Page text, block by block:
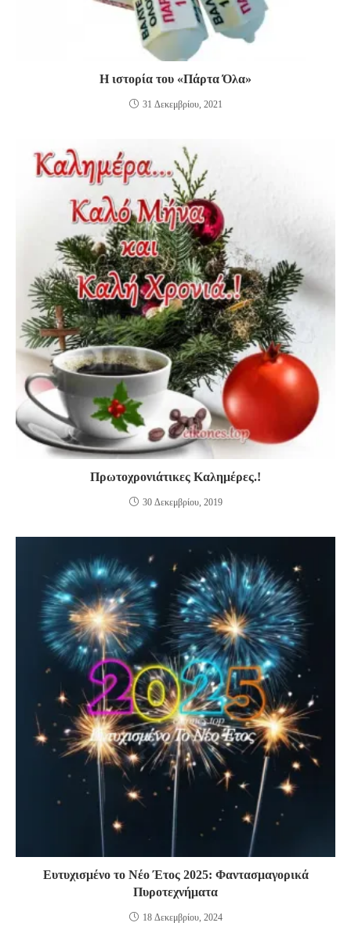
Η ιστορία του «Πάρτα Όλα»
31 Δεκεμβρίου, 2021
Πρωτοχρονιάτικες Καλημέρες.!
30 Δεκεμβρίου, 2019
Ευτυχισμένο το Νέο Έτος 2025: Φαντασμαγορικά
Πυροτεχνήματα
18 Δεκεμβρίου, 2024